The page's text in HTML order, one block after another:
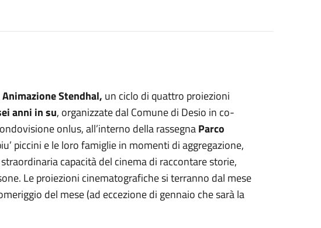
Animazione Stendhal, un ciclo di quattro proiezioni
anni in su, organizzate dal Comune di Desio in co-
onlus, all’interno della rassegnaParco
piccini e le loro famiglie in momenti di aggregazione,
capacità del cinema di raccontare storie,
Le proiezioni cinematografiche si terranno dal mese
del mese (ad eccezione di gennaio che sarà la